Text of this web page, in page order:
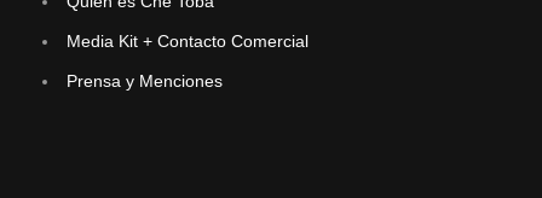
Media Kit + Contacto Comercial
Prensa y Menciones